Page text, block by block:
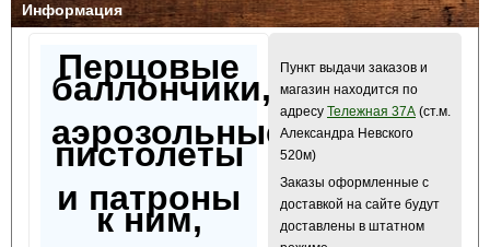
Информация
Перцовые
баллончики,
аэрозольные
пистолеты
и патроны
к ним,
Пункт выдачи заказов и
магазин находится по
адресу Тележная 37А (ст.м.
Александра Невского
520м)
Заказы оформленные с
доставкой на сайте будут
доставлены в штатном